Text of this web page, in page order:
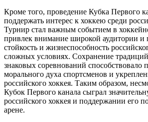
Кроме того, проведение Кубка Первого
поддержать интерес к хоккею среди
Турнир стал важным событием в
привлек внимание широкой аудитории и
стойкость и жизнеспособность
сложных условиях. Сохранение
знаковых соревнований способствовало
морального духа спортсменов и
российского хоккея. Таким образом,
Кубок Первого канала сыграл
российского хоккея и поддержании его
арене.